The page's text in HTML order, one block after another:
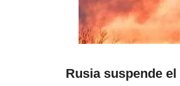
Rusia suspende